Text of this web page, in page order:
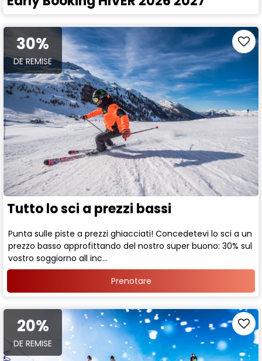
30%
DE REMISE
Tutto lo sci a prezzi bassi
Punta sulle piste a prezzi ghiacciati! Concedetevi lo sci a un
prezzo basso approfittando del nostro super buono: 30% sul
vostro soggiorno all inc...
Prenotare
20%
DE REMISE